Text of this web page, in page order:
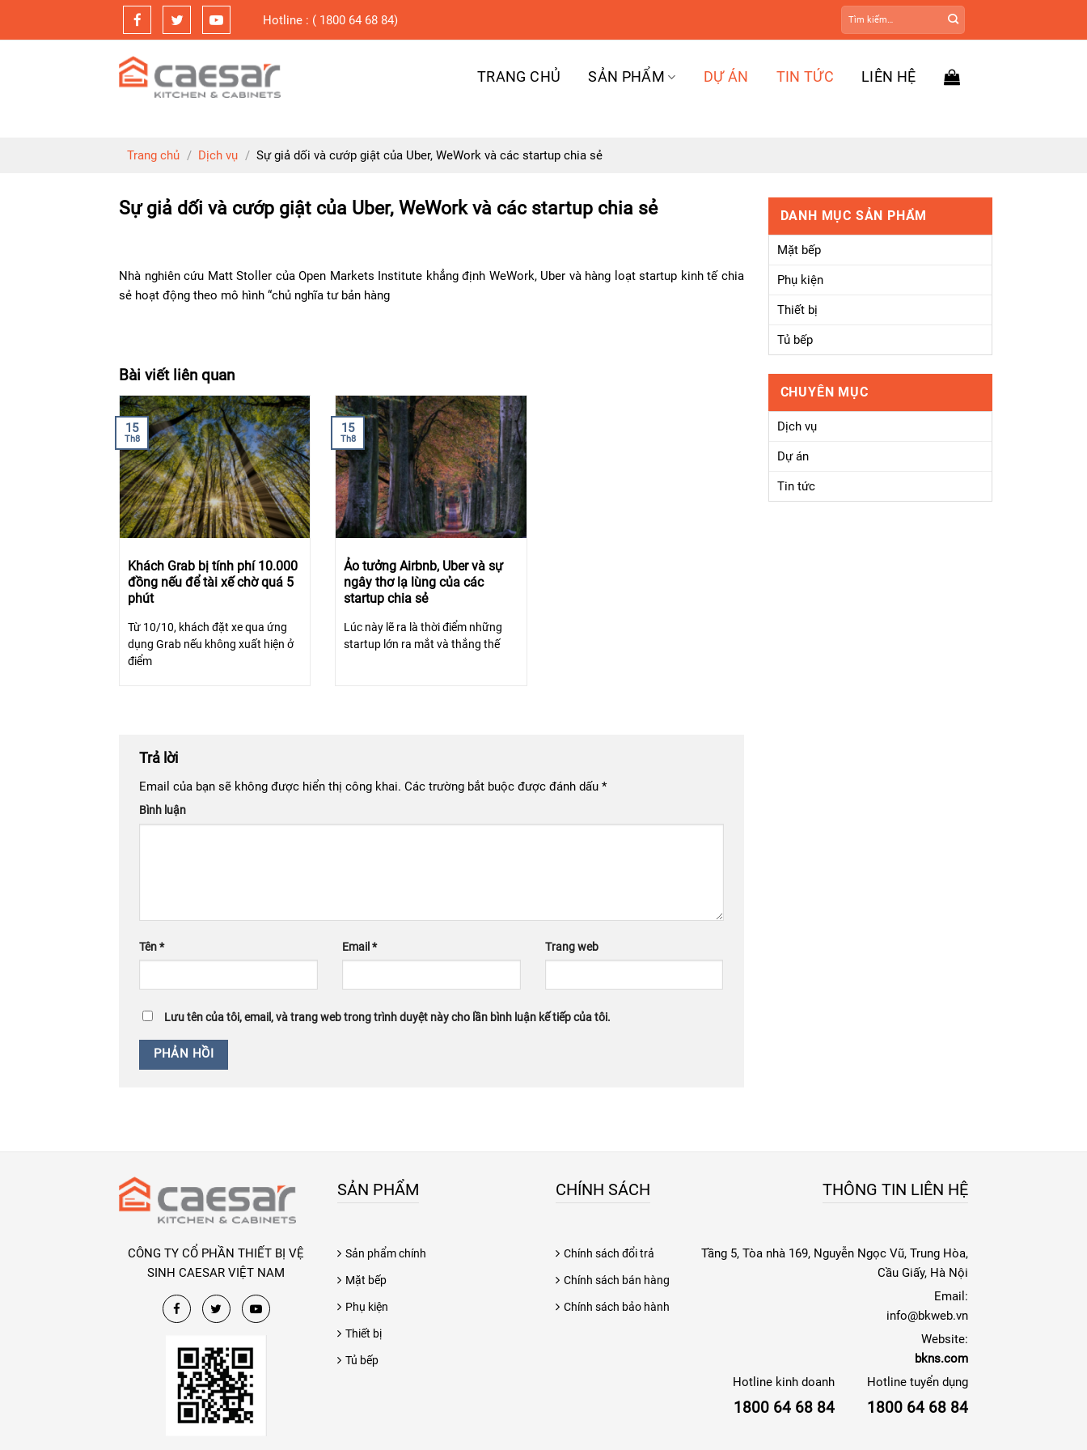
Hotline : ( 1800 64 68 84)
kiếm:
TRANG CHỦ SẢN PHẨM DỰ ÁN TIN TỨC LIÊN HỆ
Trang chủ / Dịch vụ / Sự giả dối và cướp giật của Uber, WeWork và các startup chia sẻ
Sự giả dối và cướp giật của Uber, WeWork và các startup chia sẻ
Nhà nghiên cứu Matt Stoller của Open Markets Institute khẳng định WeWork, Uber và hàng loạt startup kinh tế chia
sẻ hoạt động theo mô hình “chủ nghĩa tư bản hàng
Bài viết liên quan
Khách Grab bị tính phí 10.000
đồng nếu để tài xế chờ quá 5
phút
Từ 10/10, khách đặt xe qua ứng
dụng Grab nếu không xuất hiện ở
điểm
15
Th8
Ảo tưởng Airbnb, Uber và sự
ngây thơ lạ lùng của các
startup chia sẻ
Lúc này lẽ ra là thời điểm những
startup lớn ra mắt và thắng thế
15
Th8
Trả lời
Email của bạn sẽ không được hiển thị công khai. Các trường bắt buộc được đánh dấu *
Bình luận
Tên* Email * Trang web
Lưu tên của tôi, email, và trang web trong trình duyệt này cho lần bình luận kế tiếp của tôi.
DANH MỤC SẢN PHẨM
Mặt bếp
Phụ kiện
Thiết bị
Tủ bếp
CHUYÊN MỤC
Dịch vụ
Dự án
Tin tức
CÔNG TY CỔ PHẦN THIẾT BỊ VỆ
SINH CAESAR VIỆT NAM
SẢN PHẨM
Sản phẩm chính
Mặt bếp
Phụ kiện
Thiết bị
Tủ bếp
CHÍNH SÁCH
Chính sách đổi trả
Chính sách bán hàng
Chính sách bảo hành
THÔNG TIN LIÊN HỆ
Tầng 5, Tòa nhà 169, Nguyễn Ngọc Vũ, Trung Hòa,
Cầu Giấy, Hà Nội
Email:
info@bkweb.vn
Website:
bkns.com
Hotline kinh doanh
1800 64 68 84
Hotline tuyển dụng
1800 64 68 84